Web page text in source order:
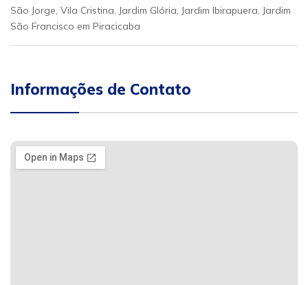
São Jorge, Vila Cristina, Jardim Glória, Jardim Ibirapuera, Jardim
São Francisco em Piracicaba
Informações de Contato